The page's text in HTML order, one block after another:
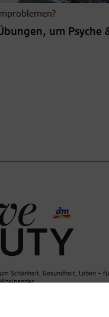
um Psyche
Schönheit, Gesundheit, Leben –